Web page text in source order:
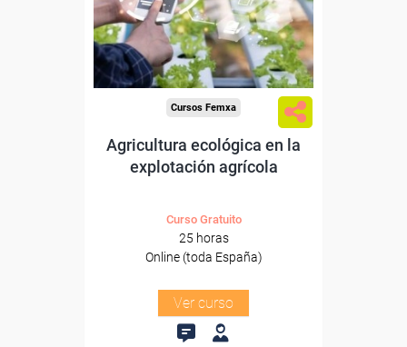
Sector
-Agricultura y Ganadería.
Cursos Femxa
Agricultura ecológica en la
explotación agrícola
Curso Gratuito
25 horas
Online (toda España)
Ver curso